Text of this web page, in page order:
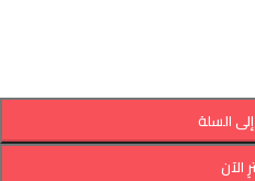
السلة
الآن